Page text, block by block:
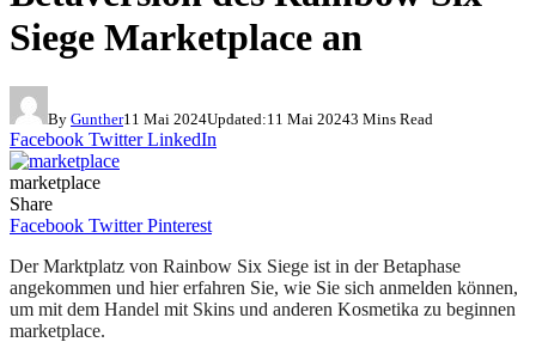
Siege Marketplace an
By Gunther11 Mai 2024Updated:11 Mai 20243 Mins Read
Facebook Twitter LinkedIn
marketplace
Share
Facebook Twitter Pinterest
Der Marktplatz von Rainbow Six Siege ist in der Betaphase
angekommen und hier erfahren Sie, wie Sie sich anmelden können,
um mit dem Handel mit Skins und anderen Kosmetika zu beginnen
marketplace.